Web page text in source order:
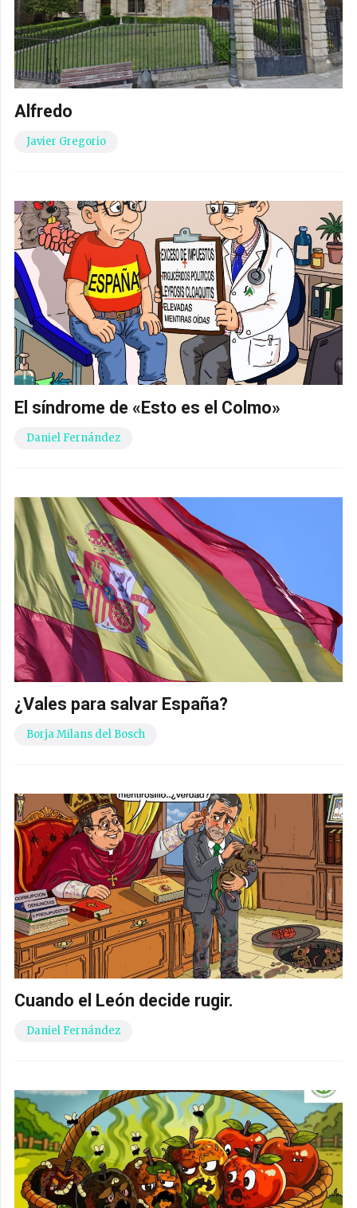
Alfredo
Javier Gregorio
El síndrome de «Esto es el Colmo»
Daniel Fernández
¿Vales para salvar España?
Borja Milans del Bosch
Cuando el León decide rugir.
Daniel Fernández